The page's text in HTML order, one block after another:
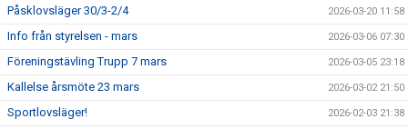
Påsklovsläger 30/3-2/4 2026-03-20 11:58
Info från styrelsen - mars 2026-03-06 07:30
Föreningstävling Trupp 7 mars 2026-03-05 23:18
Kallelse årsmöte 23 mars 2026-03-02 21:50
Sportlovsläger! 2026-02-03 21:38